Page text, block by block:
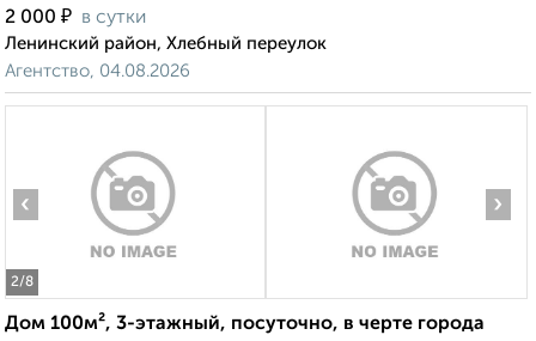
2 000 ₽ в сутки
Ленинский район, Хлебный переулок
Агентство, 04.08.2026
2/8
‹ ›
Дом 100м², 3-этажный, посуточно, в черте города